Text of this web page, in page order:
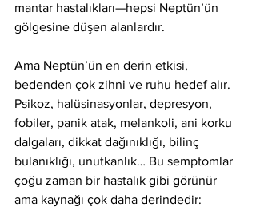
mantar hastalıkları—hepsi Neptün’ün
gölgesine düşen alanlardır.
Ama Neptün’ün en derin etkisi,
bedenden çok zihni ve ruhu hedef alır.
Psikoz, halüsinasyonlar, depresyon,
fobiler, panik atak, melankoli, ani korku
dalgaları, dikkat dağınıklığı, bilinç
bulanıklığı, unutkanlık… Bu semptomlar
çoğu zaman bir hastalık gibi görünür
ama kaynağı çok daha derindedir: